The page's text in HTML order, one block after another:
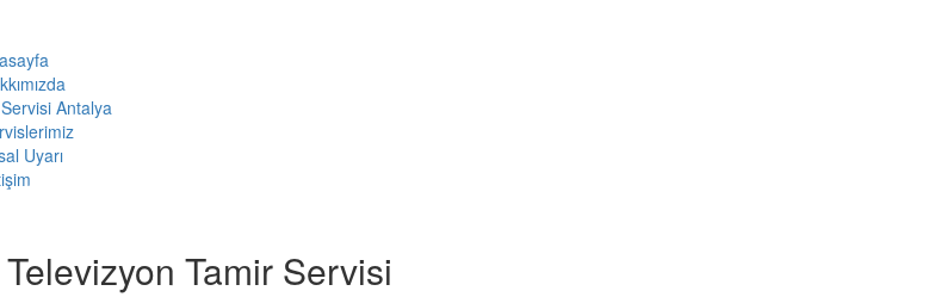
Antalya
Uyarı
Tamir Servisi